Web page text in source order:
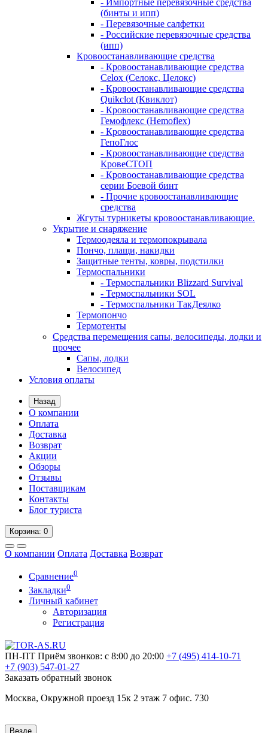
- Импортные перевязочные средства
(бинты и ипп)
- Перевязочные салфетки
- Российские перевязочные средства
(ипп)
Кровоостанавливающие средства
- Кровоостанавливающие средства
Celox (Селокс, Целокс)
- Кровоостанавливающие средства
Quikclot (Квиклот)
- Кровоостанавливающие средства
Гемофлекс (Hemoflex)
- Кровоостанавливающие средства
ГепоГлос
- Кровоостанавливающие средства
КровеСТОП
- Кровоостанавливающие средства
серии Боевой бинт
- Прочие кровоостанавливающие
средства
Жгуты турникеты кровоостанавливающие.
Укрытие и снаряжение
Термоодеяла и термопокрывала
Пончо, плащи, накидки
Защитные тенты, ковры, подстилки
Термоспальники
- Термоспальники Blizzard Survival
- Термоспальники SOL
- Термоспальники ТакДеялко
Термопончо
Термотенты
Средства перемещения сапы, велосипеды, лодки и
прочее
Сапы, лодки
Велосипед
Условия оплаты
Назад
О компании
Оплата
Доставка
Возврат
Акции
Обзоры
Отзывы
Поставщикам
Контакты
Блог туриста
Корзина: 0
О компании Оплата Доставка Возврат
Сравнение0
Закладки0
Личный кабинет
Авторизация
Регистрация
ПН-ПТ Приём звонков: с 8:00 до 20:00 +7 (495) 414-10-71
+7 (903) 547-01-27
Заказать обратный звонок
Москва, Окружной проезд 15к 2 этаж 7 офис. 730
Везде